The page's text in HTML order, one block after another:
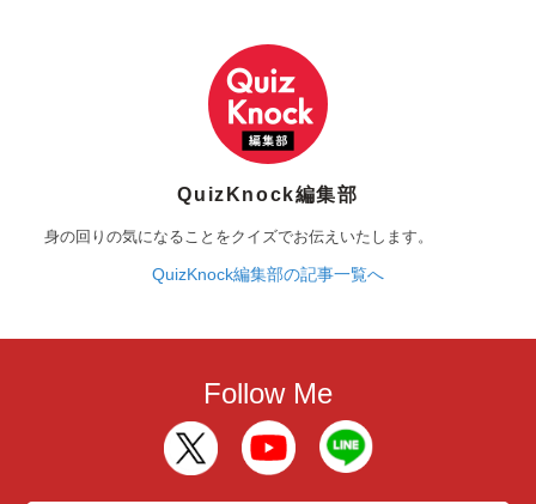
QuizKnock編集部
身の回りの気になることをクイズでお伝えいたします。
QuizKnock編集部の記事一覧へ
Follow Me